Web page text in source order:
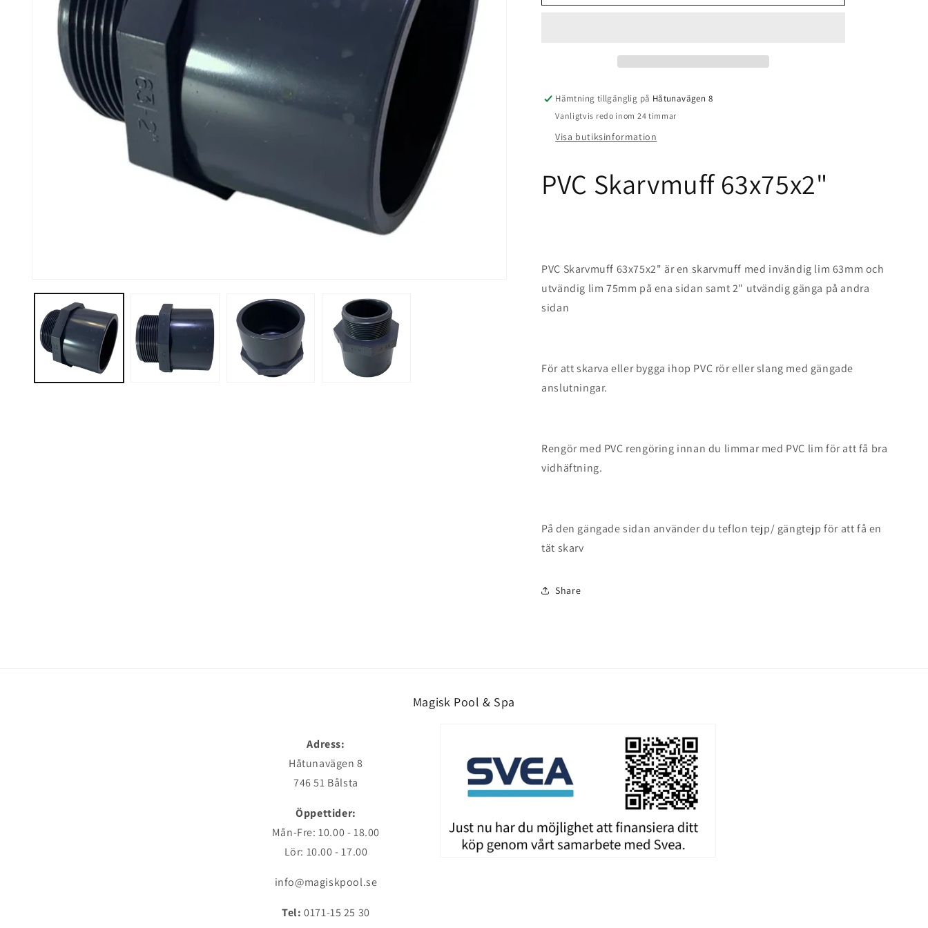
Skarvmuff
Skarvmuff
Hämtning tillgänglig på Håtunavägen 8
Vanligtvis redo inom 24 timmar
Visa butiksinformation
PVC Skarvmuff 63x75x2"
PVC Skarvmuff 63x75x2" är en skarvmuff med invändig lim 63mm och
utvändig lim 75mm på ena sidan samt 2" utvändig gänga på andra
sidan
För att skarva eller bygga ihop PVC rör eller slang med gängade
anslutningar.
Rengör med PVC rengöring innan du limmar med PVC lim för att få bra
vidhäftning.
På den gängade sidan använder du teflon tejp/ gängtejp för att få en
tät skarv
Share
Magisk Pool & Spa
Adress:
Håtunavägen 8
746 51 Bålsta
Öppettider:
Mån-Fre: 10.00 - 18.00
Lör: 10.00 - 17.00
info@magiskpool.se
Tel: 0171-15 25 30